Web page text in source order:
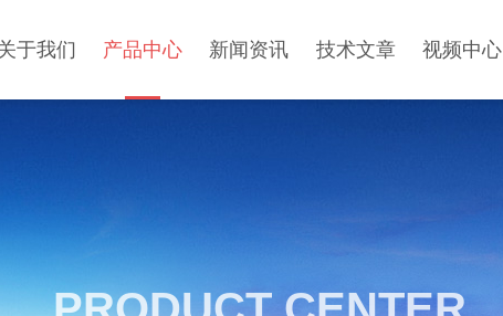
于我们 产品中心 新闻资讯 技术文章 视频中心